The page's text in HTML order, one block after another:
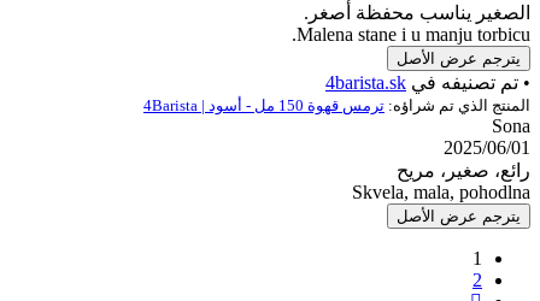
محفظة أصغر.
Malena stane i
4barista.sk
ترمس قهوة 150 مل - أسود | 4Barista
Skvela,